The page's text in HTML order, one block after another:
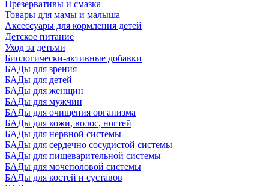
Презервативы и смазка
Товары для мамы и малыша
Аксессуары для кормления детей
Детское питание
Уход за детьми
Биологически-активные добавки
БАДы для зрения
БАДы для детей
БАДы для женщин
БАДы для мужчин
БАДы для очищения организма
БАДы для кожи, волос, ногтей
БАДы для нервной системы
БАДы для сердечно сосудистой системы
БАДы для пищеварительной системы
БАДы для мочеполовой системы
БАДы для костей и суставов